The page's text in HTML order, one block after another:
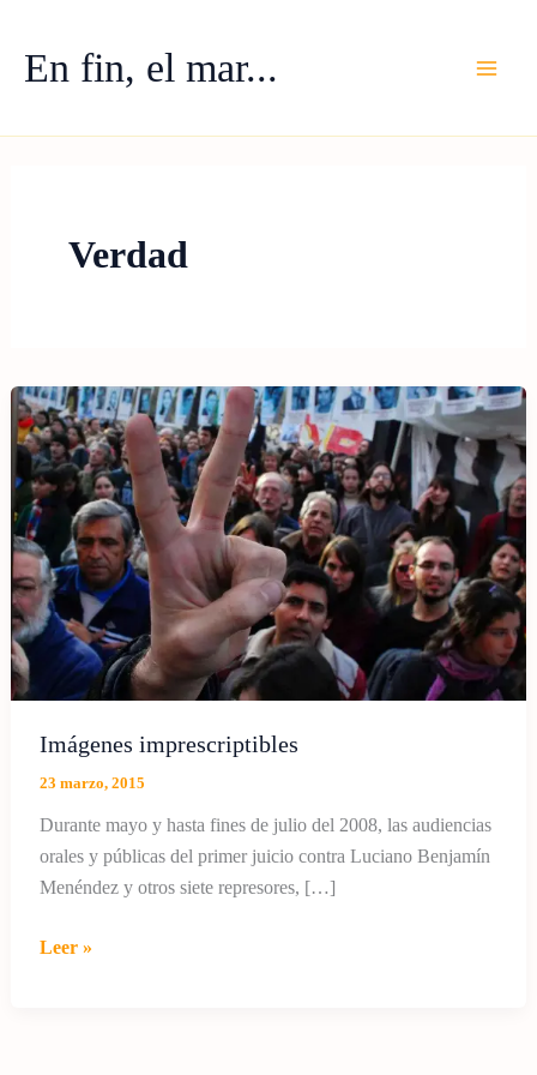
contenido
En fin, el mar...
Verdad
Imágenes imprescriptibles
23 marzo, 2015
Durante mayo y hasta fines de julio del 2008, las audiencias
orales y públicas del primer juicio contra Luciano Benjamín
Menéndez y otros siete represores, […]
Imágenes
Leer »